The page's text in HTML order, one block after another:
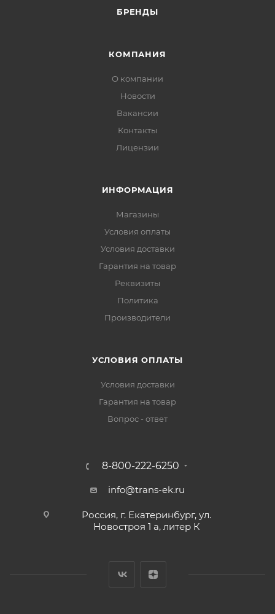
БРЕНДЫ
КОМПАНИЯ
О компании
Новости
Вакансии
Контакты
Лицензии
ИНФОРМАЦИЯ
Магазины
Условия оплаты
Условия доставки
Гарантия на товар
Реквизиты
Политика
Производители
УСЛОВИЯ ОПЛАТЫ
Условия доставки
Гарантия на товар
Вопрос - ответ
8-800-222-6250
info@trans-ek.ru
Россия, г. Екатеринбург, ул.
Новостроя 1 а, литер К